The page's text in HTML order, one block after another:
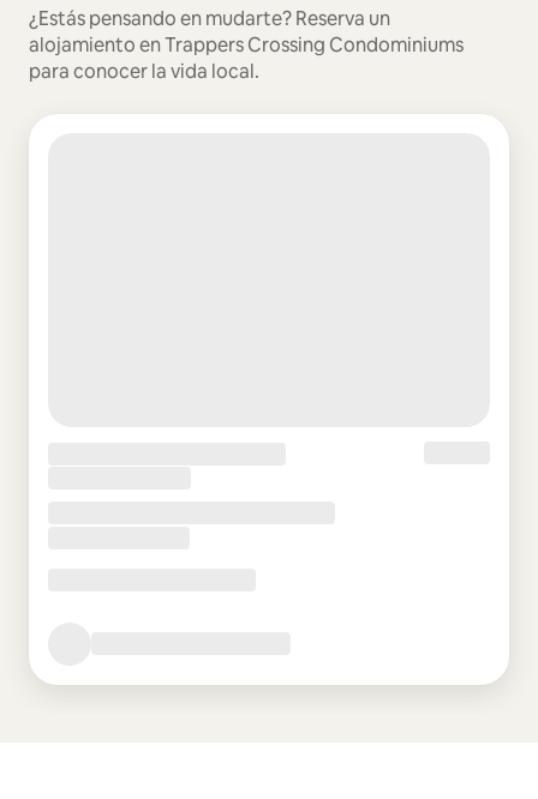
¿Estás pensando en mudarte? Reserva un
alojamiento en Trappers Crossing Condominiums
para conocer la vida local.